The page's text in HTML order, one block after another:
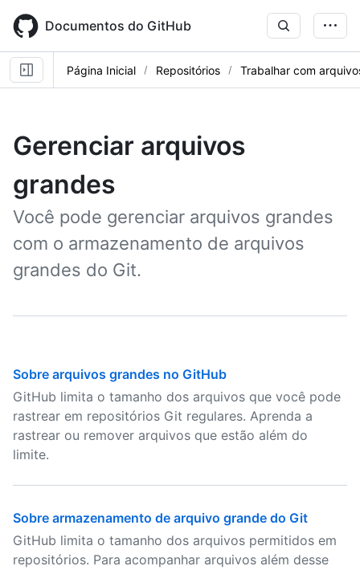
main
content
Documentos do GitHub
Página Inicial Repositórios Trabalhar com
Gerenciar arquivos
grandes
Você pode gerenciar arquivos grandes
com o armazenamento de arquivos
grandes do Git.
Sobre arquivos grandes no GitHub
GitHub limita o tamanho dos arquivos que você pode
rastrear em repositórios Git regulares. Aprenda a
rastrear ou remover arquivos que estão além do
limite.
Sobre armazenamento de arquivo grande do Git
GitHub limita o tamanho dos arquivos permitidos em
repositórios. Para acompanhar arquivos além desse